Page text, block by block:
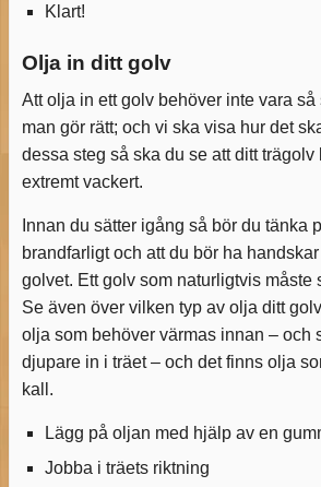
Klart!
Olja in ditt golv
Att olja in ett golv behöver inte vara så
man gör rätt; och vi ska visa hur det
dessa steg så ska du se att ditt trägolv
extremt vackert.
Innan du sätter igång så bör du tänka
brandfarligt och att du bör ha
golvet. Ett golv som naturligtvis måste
Se även över vilken typ av olja ditt
olja som behöver värmas innan – och
djupare in i träet – och det finns olja
kall.
Lägg på oljan med hjälp av en
Jobba i träets riktning